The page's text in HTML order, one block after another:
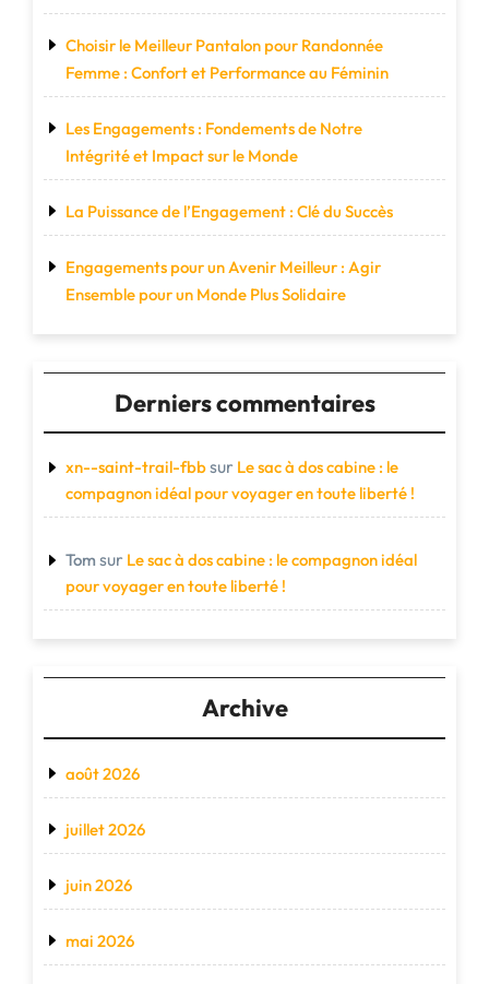
Choisir le Meilleur Pantalon pour Randonnée
Femme : Confort et Performance au Féminin
Les Engagements : Fondements de Notre
Intégrité et Impact sur le Monde
La Puissance de l’Engagement : Clé du Succès
Engagements pour un Avenir Meilleur : Agir
Ensemble pour un Monde Plus Solidaire
Derniers commentaires
xn--saint-trail-fbbsur Le sac à dos cabine : le
compagnon idéal pour voyager en toute liberté !
Tom sur Le sac à dos cabine : le compagnon idéal
pour voyager en toute liberté !
Archive
août 2026
juillet 2026
juin 2026
mai 2026